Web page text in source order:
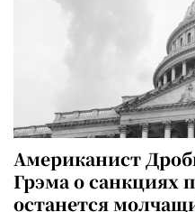
Американист
Грэма о санкциях
останется